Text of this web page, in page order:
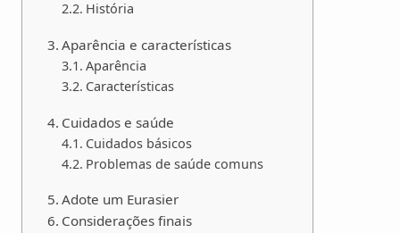
História
Aparência e características
Aparência
Características
Cuidados e saúde
Cuidados básicos
Problemas de saúde comuns
Adote um Eurasier
Considerações finais